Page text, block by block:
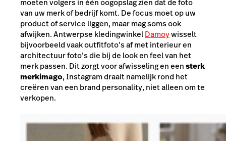
moeten volgers in één oogopslag zien dat de foto
van uw merk of bedrijf komt. De focus moet op uw
product of service liggen, maar mag soms ook
afwijken. Antwerpse kledingwinkelDamoywisselt
bijvoorbeeld vaak outfitfoto’s af met interieur en
architectuur foto’s die bij de look en feel van het
merk passen. Dit zorgt voor afwisseling en eensterk
merkimago, Instagram draait namelijk rond het
creëren van een brand personality, niet alleen om te
verkopen.